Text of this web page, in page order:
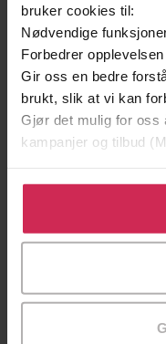
bruker cookies til:
Nødvendige
Forbedrer
Gir oss en bedre
brukt, slik at vi kan
Gjør det mulig for oss
kampanjer og tilbud
Klikk på «Godta alle»
bruke cookies for alle
tilpasse dittSatans segl